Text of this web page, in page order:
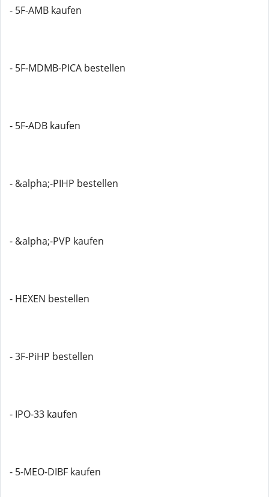
- 5F-AMB kaufen
- 5F-MDMB-PICA bestellen
- 5F-ADB kaufen
- &alpha;-PIHP bestellen
- &alpha;-PVP kaufen
- HEXEN bestellen
- 3F-PiHP bestellen
- IPO-33 kaufen
- 5-MEO-DIBF kaufen